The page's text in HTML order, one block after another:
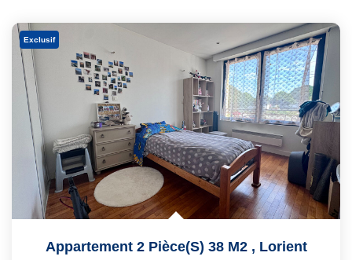
Exclusif
Appartement 2 Pièce(s) 38 M2 , Lorient